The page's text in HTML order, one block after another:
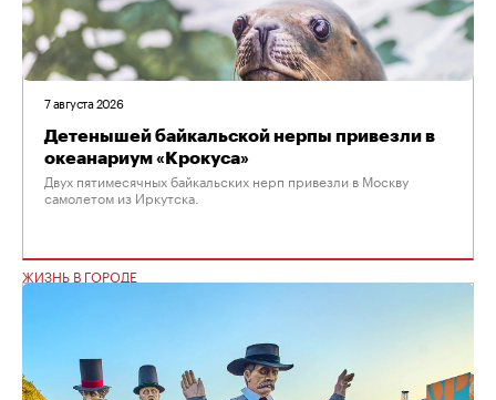
7 августа 2026
Детенышей байкальской нерпы привезли в
океанариум «Крокуса»
Двух пятимесячных байкальских нерп привезли в Москву
самолетом из Иркутска.
ЖИЗНЬ В ГОРОДЕ